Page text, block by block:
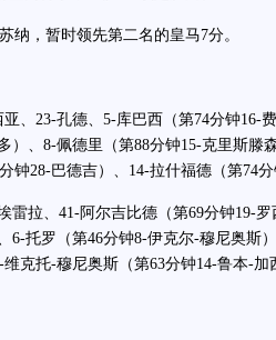
，暂时领先第二名的皇马7分。
23-孔德、5-库巴西（第74分钟16-
）、8-佩德里（第88分钟15-克里斯滕
钟28-巴德吉）、14-拉什福德（第74
拉、41-阿尔吉比德（第69分钟19-罗
6-托罗（第46分钟8-伊克尔-穆尼奥斯
维克托-穆尼奥斯（第63分钟14-鲁本-